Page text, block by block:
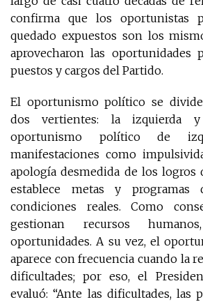
confirma que los oportunistas
quedado expuestos son los
aprovecharon las oportunidades
puestos y cargos del Partido.
El oportunismo político se
dos vertientes: la izquierda
oportunismo político de
manifestaciones como
apología desmedida de los logros
establece metas y programas
condiciones reales. Como
gestionan recursos
oportunidades. A su vez, el
aparece con frecuencia cuando la
dificultades; por eso, el
evaluó: “Ante las dificultades, las